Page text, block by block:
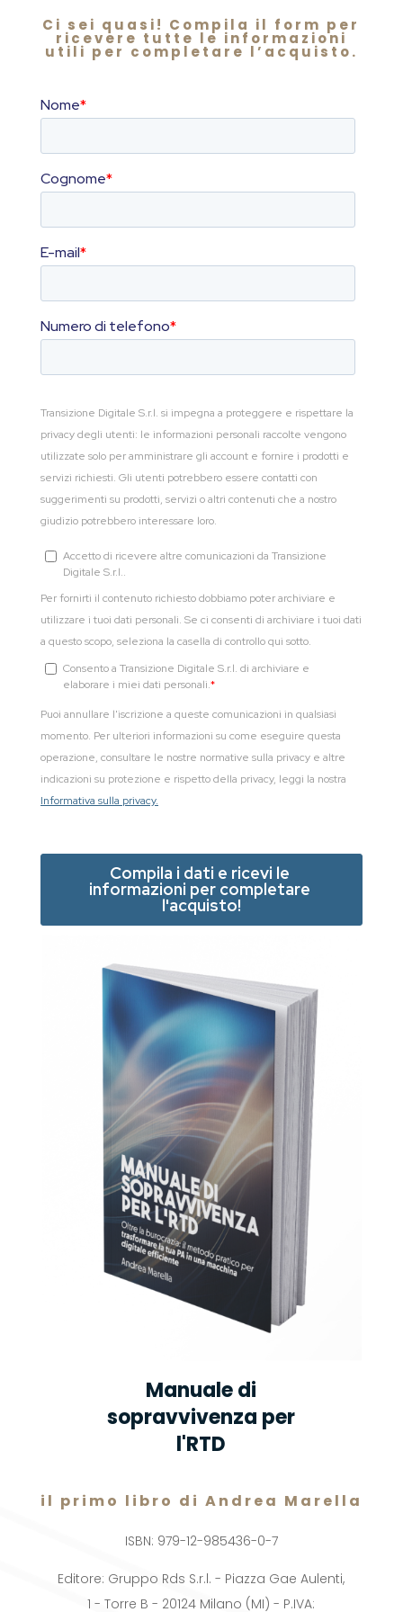
Ci sei quasi! Compila il form per
ricevere tutte le informazioni
utili per completare l’acquisto.
Manuale di
sopravvivenza per
l'RTD
il primo libro di Andrea Marella
ISBN: 979-12-985436-0-7
Editore: Gruppo Rds S.r.l. - Piazza Gae Aulenti,
1 - Torre B - 20124 Milano (MI) - P.IVA: